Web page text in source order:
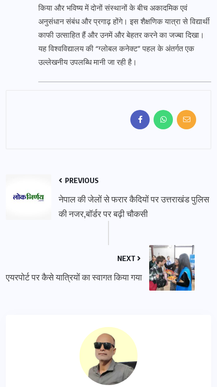
किया और भविष्य में दोनों संस्थानों के बीच अकादमिक एवं
अनुसंधान संबंध और प्रगाढ़ होंगे। इस शैक्षणिक यात्रा से विद्यार्थी
काफी उत्साहित हैं और उनमें और बेहतर करने का जज्बा दिखा।
यह विश्वविद्यालय की “ग्लोबल कनेक्ट” पहल के अंतर्गत एक
उल्लेखनीय उपलब्धि मानी जा रही है।
PREVIOUS
नेपाल की जेलों से फरार कैदियों पर उत्तराखंड पुलिस
की नजर,बॉर्डर पर बढ़ी चौकसी
NEXT
एयरपोर्ट पर कैसे यात्रियों का स्वागत किया गया